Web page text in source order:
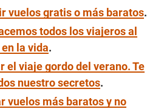
vuelos gratis o más baratos.
todos los viajeros al
la vida.
el viaje gordo del verano. Te
nuestro secretos.
vuelos más baratos y no